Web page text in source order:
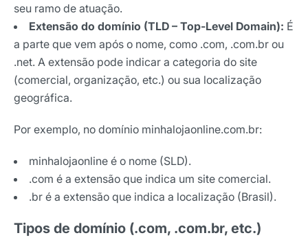
seu ramo de atuação.
Extensão do domínio (TLD – Top-Level Domain): É
a parte que vem após o nome, como .com, .com.br ou
.net. A extensão pode indicar a categoria do site
(comercial, organização, etc.) ou sua localização
geográfica.
Por exemplo, no domínio minhalojaonline.com.br:
minhalojaonline é o nome (SLD).
.com é a extensão que indica um site comercial.
.br é a extensão que indica a localização (Brasil).
Tipos de domínio (.com, .com.br, etc.)